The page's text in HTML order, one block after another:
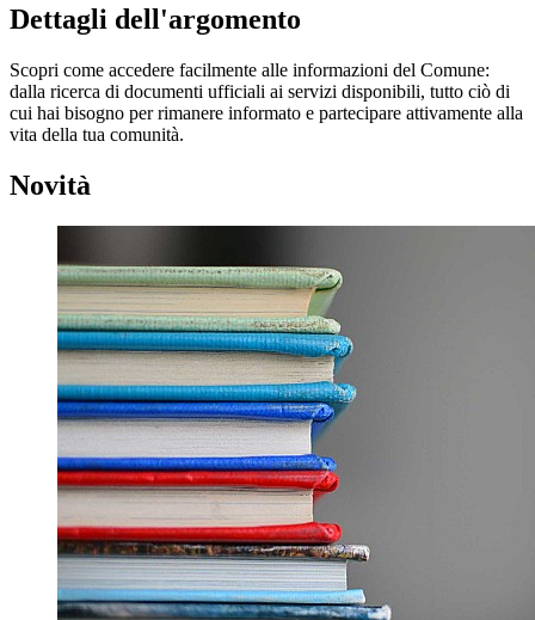
Dettagli dell'argomento
Scopri come accedere facilmente alle informazioni del Comune:
dalla ricerca di documenti ufficiali ai servizi disponibili, tutto ciò di
cui hai bisogno per rimanere informato e partecipare attivamente alla
vita della tua comunità.
Novità